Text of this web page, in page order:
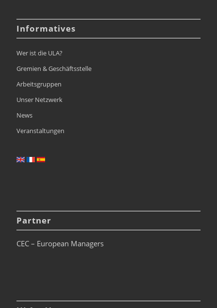
Informatives
Wer ist die ULA?
Gremien & Geschäftsstelle
Arbeitsgruppen
Unser Netzwerk
News
Veranstaltungen
Partner
CEC – European Managers